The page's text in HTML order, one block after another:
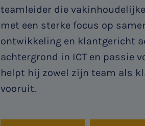
teamleider die
met een sterke focus op
ontwikkeling en klantgericht
achtergrond in ICT en passie
helpt hij zowel zijn team als
vooruit.